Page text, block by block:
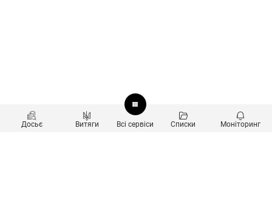
Досьє Витяги Всі сервіси Списки Моніторинг